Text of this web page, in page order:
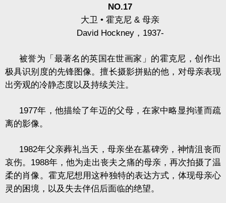
NO.17
大卫 • 霍克尼 & 母亲
David Hockney， 1937-
被誉为「最著名的英国在世画家」的霍克尼，创作出
极具识别度的先锋图像。擅长摄影拼贴的他，对母亲表现
出旁观的冷静态度以及持续关注。
1977年，他描绘了年迈的父母，在家中略显拘谨而疏
离的影像。
1982年父亲葬礼当天，母亲坐在墓碑旁，神情沮丧而
哀伤。 1988年，他为走出丧夫之痛的母亲，再次拍摄了温
柔的肖像。霍克尼想用这种独特的表达方式，体现母亲心
灵的困境，以及失去伴侣后面临的绝望。